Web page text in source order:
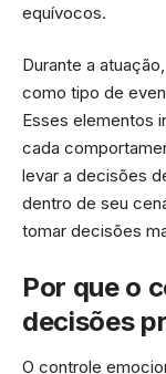
equívocos.
Durante a
como tipo de
Esses elementos
cada
levar a decisões
dentro de seu
tomar decisões
Por que o
decisões
O controle